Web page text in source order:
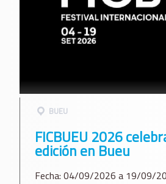
BUEU
FICBUEU 2026
edición en Bueu
Fecha: 04/09/2026 a 19/09/